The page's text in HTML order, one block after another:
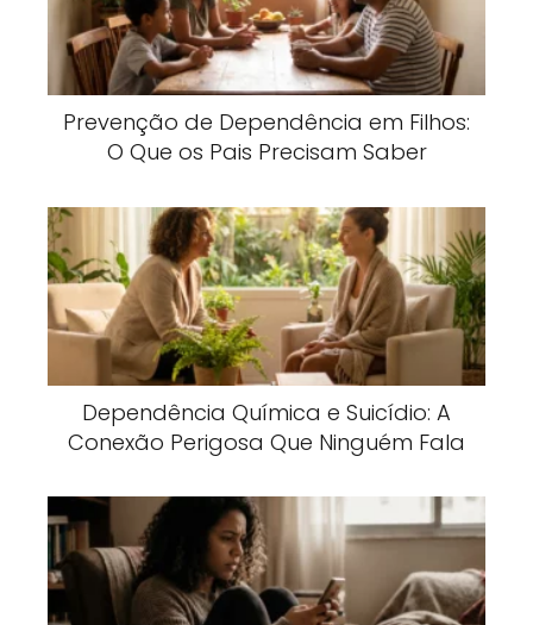
Prevenção de Dependência em Filhos:
O Que os Pais Precisam Saber
Dependência Química e Suicídio: A
Conexão Perigosa Que Ninguém Fala